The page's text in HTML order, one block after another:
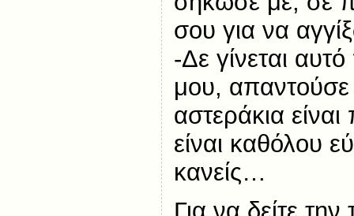
σου για να
-Δε γίνεται
μου,
αστεράκια
είναι καθόλου
κανείς…